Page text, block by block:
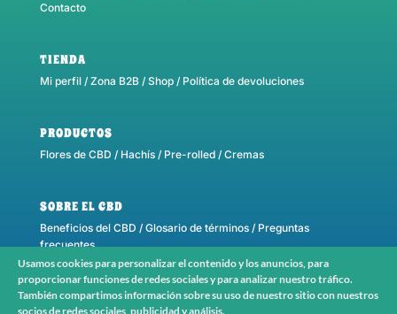
Contacto
TIENDA
Mi perfil/ Zona B2B/ Shop/ Política de devoluciones
PRODUCTOS
Flores de CBD / Hachís/ Pre-rolled/ Cremas
SOBRE EL CBD
Beneficios del CBD / Glosario de términos/ Preguntas
frecuentes
Copyright © 2026 Happy Flowers CBD. All Rights Reserved.
Usamos cookies para personalizar el contenido y los anuncios, para
proporcionar funciones de redes sociales y para analizar nuestro tráfico.
También compartimos información sobre su uso de nuestro sitio con nuestros
socios de redes sociales, publicidad y análisis.